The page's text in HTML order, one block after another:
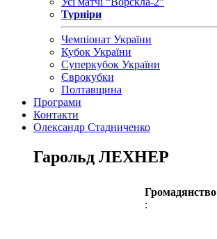
Турніри
Чемпіонат України
Кубок України
Суперкубок України
Єврокубки
Полтавщина
Програми
Контакти
Олександр Стадниченко
Гарольд ЛЕХНЕР
Громадянство
: